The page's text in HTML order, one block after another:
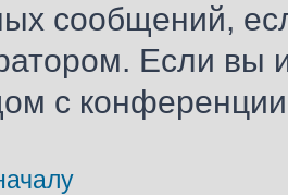
сообщений,
Если вы
с